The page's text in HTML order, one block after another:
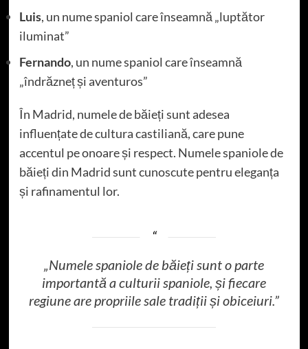
Luis, un nume spaniol care înseamnă „luptător
iluminat”
Fernando, un nume spaniol care înseamnă
„îndrăzneț și aventuros”
În Madrid, numele de băieți sunt adesea
influențate de cultura castiliană, care pune
accentul pe onoare și respect. Numele spaniole de
băieți din Madrid sunt cunoscute pentru eleganța
și rafinamentul lor.
„Numele spaniole de băieți sunt o parte
importantă a culturii spaniole, și fiecare
regiune are propriile sale tradiții și obiceiuri.”